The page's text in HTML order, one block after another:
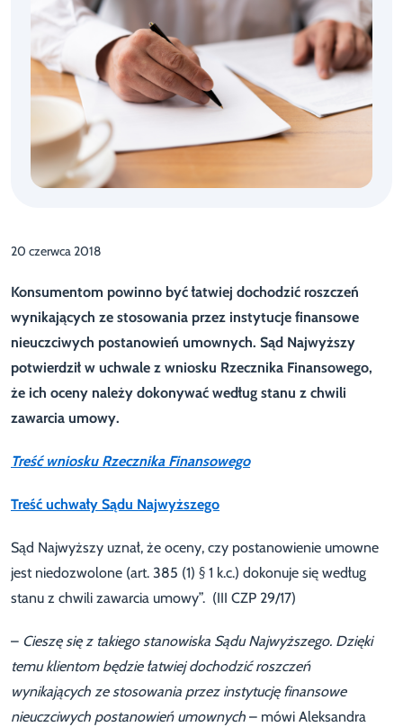
20 czerwca 2018
Konsumentom powinno być łatwiej dochodzić roszczeń
wynikających ze stosowania przez instytucje finansowe
nieuczciwych postanowień umownych. Sąd Najwyższy
potwierdził w uchwale z wniosku Rzecznika Finansowego,
że ich oceny należy dokonywać według stanu z chwili
zawarcia umowy.
Treść wniosku Rzecznika Finansowego
Treść uchwały Sądu Najwyższego
Sąd Najwyższy uznał, że oceny, czy postanowienie umowne
jest niedozwolone (art. 385 (1) § 1 k.c.) dokonuje się według
stanu z chwili zawarcia umowy”. (III CZP 29/17)
– Cieszę się z takiego stanowiska Sądu Najwyższego. Dzięki
temu klientom będzie łatwiej dochodzić roszczeń
wynikających ze stosowania przez instytucję finansowe
nieuczciwych postanowień umownych – mówi Aleksandra